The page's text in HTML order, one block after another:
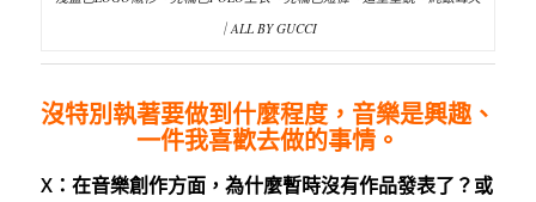
｜ALL BY GUCCI
沒特別執著要做到什麼程度，音樂是興趣、
一件我喜歡去做的事情。
X：在音樂創作方面，為什麼暫時沒有作品發表了？或